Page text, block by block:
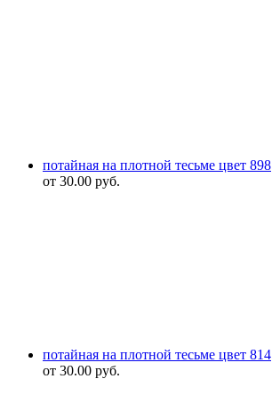
потайная на плотной тесьме цвет 898
от 30.00 руб.
потайная на плотной тесьме цвет 814
от 30.00 руб.